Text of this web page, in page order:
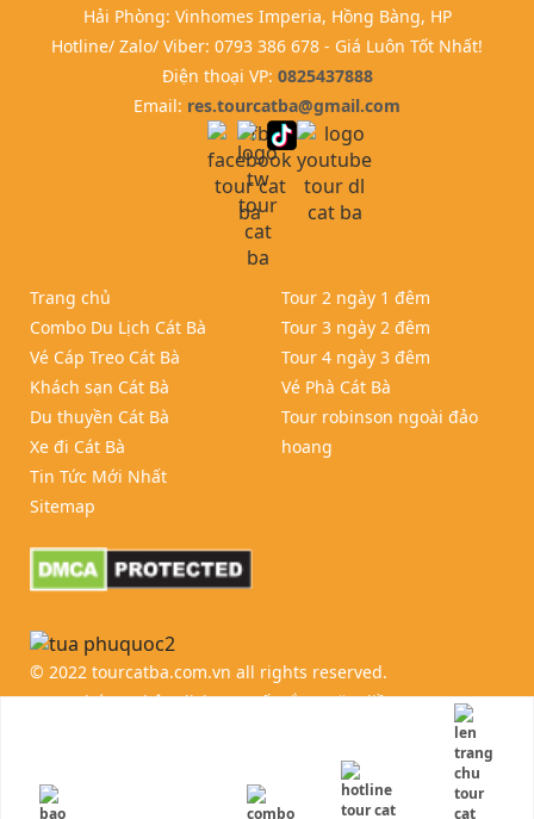
Hải Phòng: Vinhomes Imperia, Hồng Bàng, HP
Hotline/ Zalo/ Viber: 0793 386 678 - Giá Luôn Tốt Nhất!
Điện thoại VP: 0825437888
Email: res.tourcatba@gmail.com
Trang chủ
Combo Du Lịch Cát Bà
Vé Cáp Treo Cát Bà
Khách sạn Cát Bà
Du thuyền Cát Bà
Xe đi Cát Bà
Tin Tức Mới Nhất
Sitemap
Tour 2 ngày 1 đêm
Tour 3 ngày 2 đêm
Tour 4 ngày 3 đêm
Vé Phà Cát Bà
Tour robinson ngoài đảo
hoang
© 2022 tourcatba.com.vn all rights reserved.
Được chứng nhận dịch vụ xuất sắc 6 năm liền2015, 2016,
- Trang web đánh giá du lịch lớn